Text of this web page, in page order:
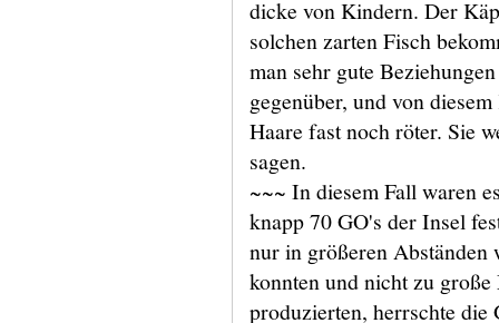
dicke von Kindern. Der
solchen zarten Fisch
man sehr gute
gegenüber, und von
Haare fast noch röter. Sie
sagen.
~~~ In diesem Fall waren
knapp 70 GO's der Insel
nur in größeren Abständen
konnten und nicht zu
produzierten, herrschte